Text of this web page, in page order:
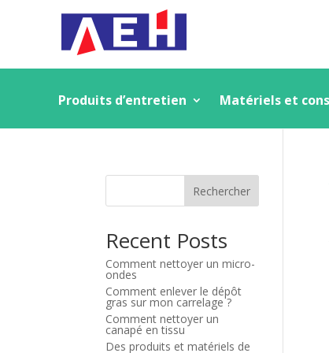
Produits d’entretien Matériels et
Rechercher
Recent Posts
Comment nettoyer un micro-
ondes
Comment enlever le dépôt
gras sur mon carrelage ?
Comment nettoyer un
canapé en tissu
Des produits et matériels de